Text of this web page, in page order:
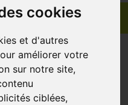
cookies
et d'autres
améliorer votre
sur notre site,
ciblées,
Produits
Zeste 6808
Ml